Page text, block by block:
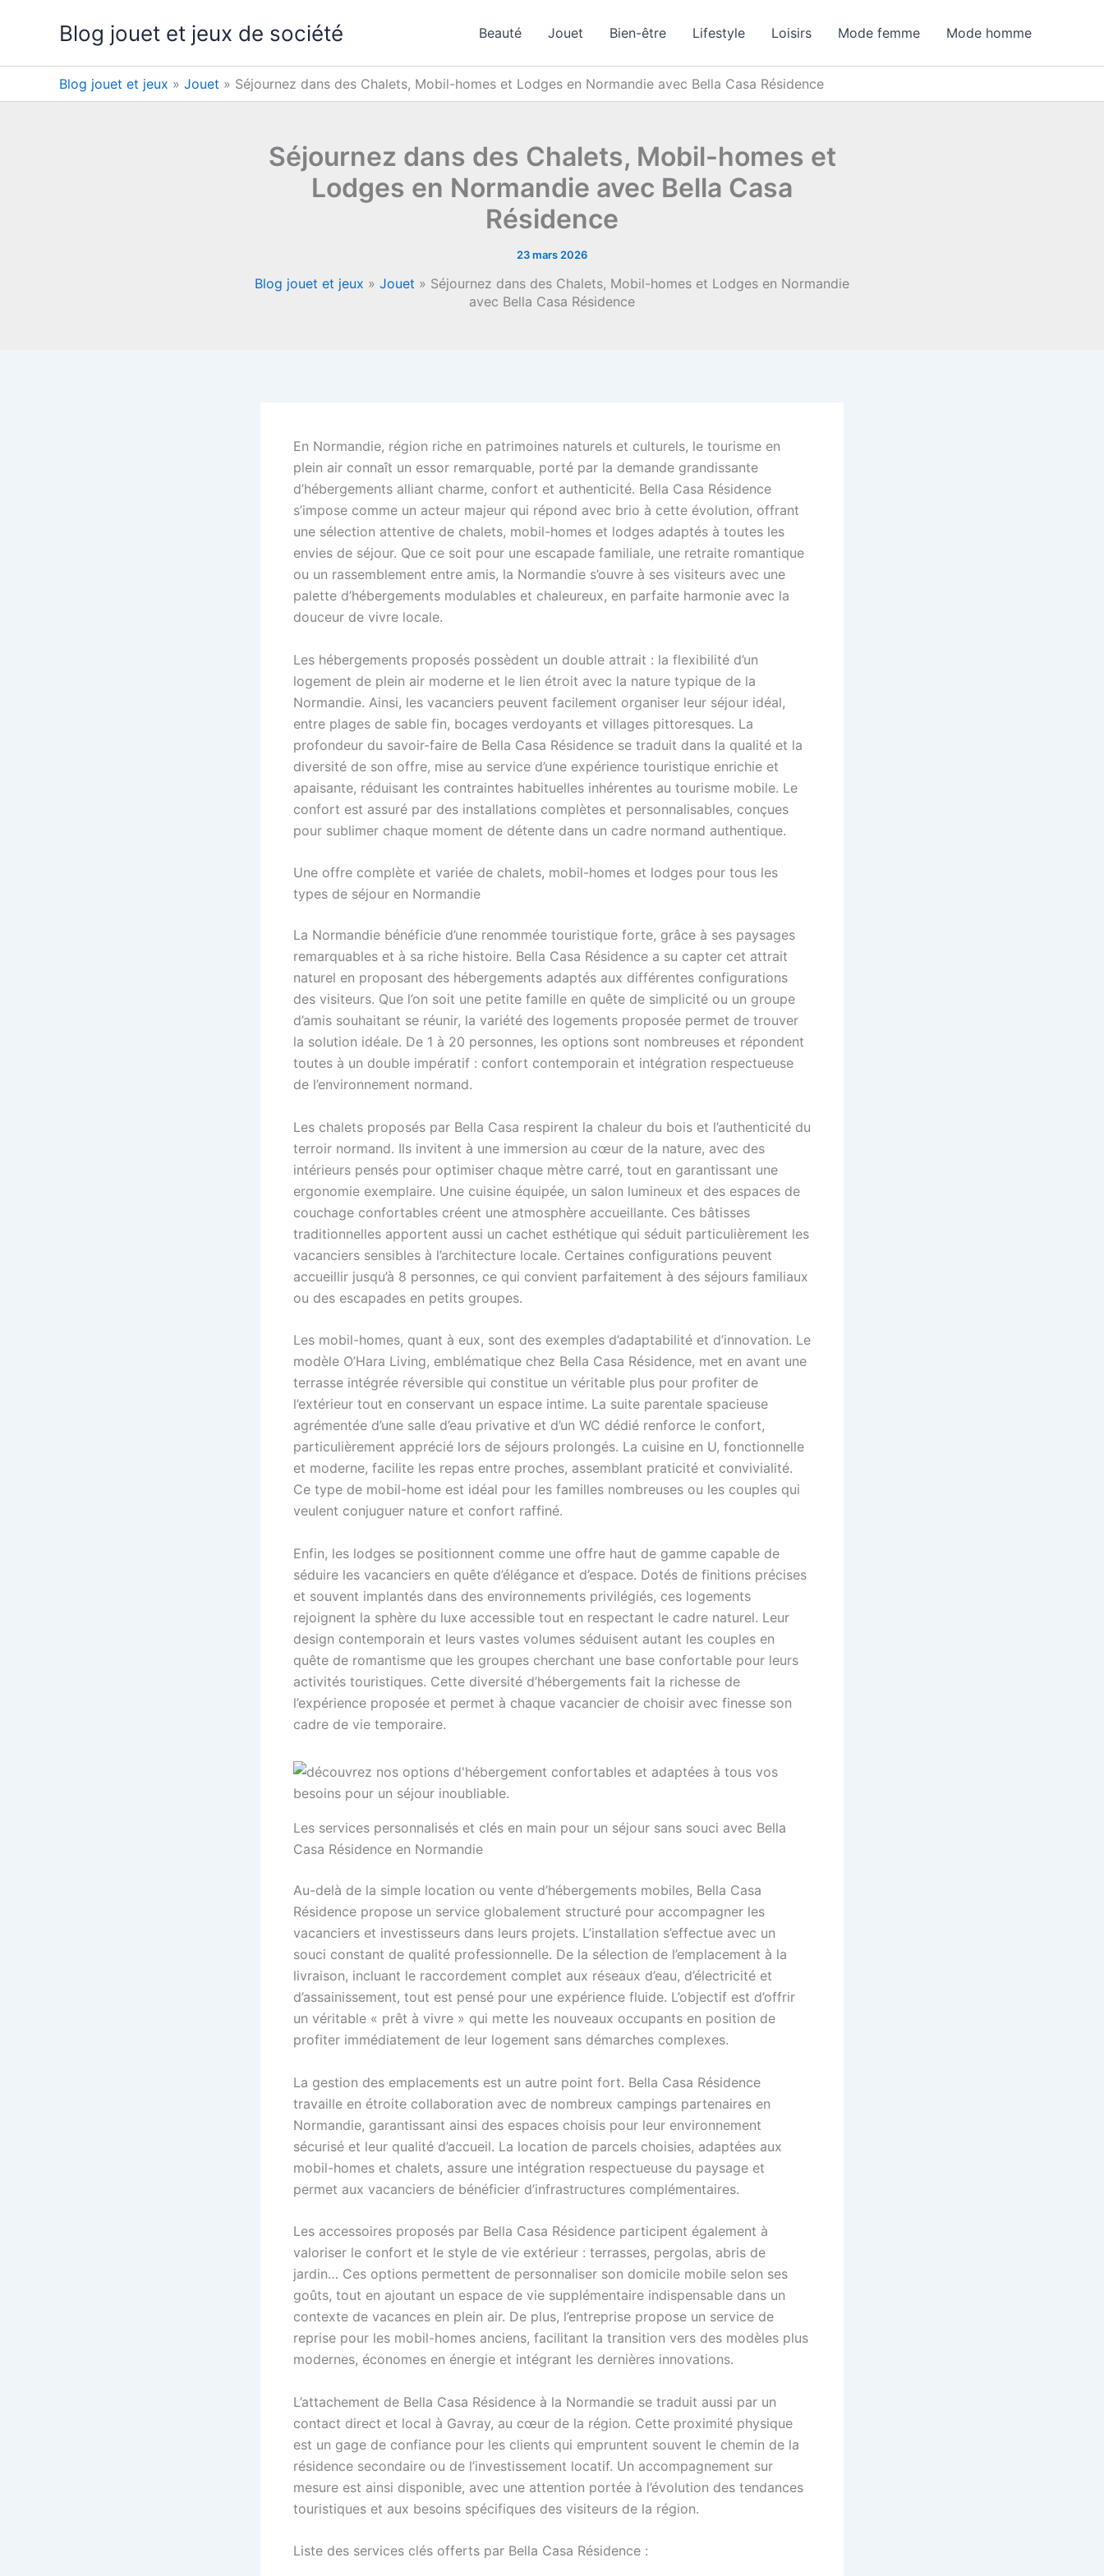
Blog jouet et jeux de société Beauté Jouet Bien-être Lifestyle Loisirs Mode femme Mode homme
Blog jouet et jeux » Jouet » Séjournez dans des Chalets, Mobil-homes et Lodges en Normandie avec Bella Casa Résidence
Séjournez dans des Chalets, Mobil-homes et
Lodges en Normandie avec Bella Casa
Résidence
23 mars 2026
Blog jouet et jeux » Jouet » Séjournez dans des Chalets, Mobil-homes et Lodges en Normandie
avec Bella Casa Résidence
En Normandie, région riche en patrimoines naturels et culturels, le tourisme en
plein air connaît un essor remarquable, porté par la demande grandissante
d’hébergements alliant charme, confort et authenticité. Bella Casa Résidence
s’impose comme un acteur majeur qui répond avec brio à cette évolution, offrant
une sélection attentive de chalets, mobil-homes et lodges adaptés à toutes les
envies de séjour. Que ce soit pour une escapade familiale, une retraite romantique
ou un rassemblement entre amis, la Normandie s’ouvre à ses visiteurs avec une
palette d’hébergements modulables et chaleureux, en parfaite harmonie avec la
douceur de vivre locale.
Les hébergements proposés possèdent un double attrait : la flexibilité d’un
logement de plein air moderne et le lien étroit avec la nature typique de la
Normandie. Ainsi, les vacanciers peuvent facilement organiser leur séjour idéal,
entre plages de sable fin, bocages verdoyants et villages pittoresques. La
profondeur du savoir-faire de Bella Casa Résidence se traduit dans la qualité et la
diversité de son offre, mise au service d’une expérience touristique enrichie et
apaisante, réduisant les contraintes habituelles inhérentes au tourisme mobile. Le
confort est assuré par des installations complètes et personnalisables, conçues
pour sublimer chaque moment de détente dans un cadre normand authentique.
Une offre complète et variée de chalets, mobil-homes et lodges pour tous les
types de séjour en Normandie
La Normandie bénéficie d’une renommée touristique forte, grâce à ses paysages
remarquables et à sa riche histoire. Bella Casa Résidence a su capter cet attrait
naturel en proposant des hébergements adaptés aux différentes configurations
des visiteurs. Que l’on soit une petite famille en quête de simplicité ou un groupe
d’amis souhaitant se réunir, la variété des logements proposée permet de trouver
la solution idéale. De 1 à 20 personnes, les options sont nombreuses et répondent
toutes à un double impératif : confort contemporain et intégration respectueuse
de l’environnement normand.
Les chalets proposés par Bella Casa respirent la chaleur du bois et l’authenticité du
terroir normand. Ils invitent à une immersion au cœur de la nature, avec des
intérieurs pensés pour optimiser chaque mètre carré, tout en garantissant une
ergonomie exemplaire. Une cuisine équipée, un salon lumineux et des espaces de
couchage confortables créent une atmosphère accueillante. Ces bâtisses
traditionnelles apportent aussi un cachet esthétique qui séduit particulièrement les
vacanciers sensibles à l’architecture locale. Certaines configurations peuvent
accueillir jusqu’à 8 personnes, ce qui convient parfaitement à des séjours familiaux
ou des escapades en petits groupes.
Les mobil-homes, quant à eux, sont des exemples d’adaptabilité et d’innovation. Le
modèle O’Hara Living, emblématique chez Bella Casa Résidence, met en avant une
terrasse intégrée réversible qui constitue un véritable plus pour profiter de
l’extérieur tout en conservant un espace intime. La suite parentale spacieuse
agrémentée d’une salle d’eau privative et d’un WC dédié renforce le confort,
particulièrement apprécié lors de séjours prolongés. La cuisine en U, fonctionnelle
et moderne, facilite les repas entre proches, assemblant praticité et convivialité.
Ce type de mobil-home est idéal pour les familles nombreuses ou les couples qui
veulent conjuguer nature et confort raffiné.
Enfin, les lodges se positionnent comme une offre haut de gamme capable de
séduire les vacanciers en quête d’élégance et d’espace. Dotés de finitions précises
et souvent implantés dans des environnements privilégiés, ces logements
rejoignent la sphère du luxe accessible tout en respectant le cadre naturel. Leur
design contemporain et leurs vastes volumes séduisent autant les couples en
quête de romantisme que les groupes cherchant une base confortable pour leurs
activités touristiques. Cette diversité d’hébergements fait la richesse de
l’expérience proposée et permet à chaque vacancier de choisir avec finesse son
cadre de vie temporaire.
Les services personnalisés et clés en main pour un séjour sans souci avec Bella
Casa Résidence en Normandie
Au-delà de la simple location ou vente d’hébergements mobiles, Bella Casa
Résidence propose un service globalement structuré pour accompagner les
vacanciers et investisseurs dans leurs projets. L’installation s’effectue avec un
souci constant de qualité professionnelle. De la sélection de l’emplacement à la
livraison, incluant le raccordement complet aux réseaux d’eau, d’électricité et
d’assainissement, tout est pensé pour une expérience fluide. L’objectif est d’offrir
un véritable « prêt à vivre » qui mette les nouveaux occupants en position de
profiter immédiatement de leur logement sans démarches complexes.
La gestion des emplacements est un autre point fort. Bella Casa Résidence
travaille en étroite collaboration avec de nombreux campings partenaires en
Normandie, garantissant ainsi des espaces choisis pour leur environnement
sécurisé et leur qualité d’accueil. La location de parcels choisies, adaptées aux
mobil-homes et chalets, assure une intégration respectueuse du paysage et
permet aux vacanciers de bénéficier d’infrastructures complémentaires.
Les accessoires proposés par Bella Casa Résidence participent également à
valoriser le confort et le style de vie extérieur : terrasses, pergolas, abris de
jardin… Ces options permettent de personnaliser son domicile mobile selon ses
goûts, tout en ajoutant un espace de vie supplémentaire indispensable dans un
contexte de vacances en plein air. De plus, l’entreprise propose un service de
reprise pour les mobil-homes anciens, facilitant la transition vers des modèles plus
modernes, économes en énergie et intégrant les dernières innovations.
L’attachement de Bella Casa Résidence à la Normandie se traduit aussi par un
contact direct et local à Gavray, au cœur de la région. Cette proximité physique
est un gage de confiance pour les clients qui empruntent souvent le chemin de la
résidence secondaire ou de l’investissement locatif. Un accompagnement sur
mesure est ainsi disponible, avec une attention portée à l’évolution des tendances
touristiques et aux besoins spécifiques des visiteurs de la région.
Liste des services clés offerts par Bella Casa Résidence :